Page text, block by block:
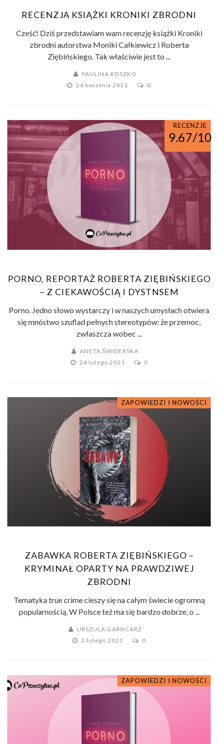
RECENZJA KSIĄŻKI KRONIKI ZBRODNI
Cześć! Dziś przedstawiam wam recenzję książki Kroniki
zbrodni autorstwa Moniki Całkiewicz i Roberta
Ziębińskiego. Tak właściwie jest to ...
PAULINA ROSZKO
24 kwietnia 2021
0
RECENZJE
9.67/10
PORNO, REPORTAŻ ROBERTA ZIĘBIŃSKIEGO
– Z CIEKAWOŚCIĄ I DYSTNSEM
Porno. Jedno słowo wystarczy i w naszych umysłach otwiera
się mnóstwo szuflad pełnych stereotypów: że przemoc,
zwłaszcza wobec ...
ANETA ŚWIDERSKA
24 lutego 2021
0
ZAPOWIEDZI I NOWOŚCI
ZABAWKA ROBERTA ZIĘBIŃSKIEGO –
KRYMINAŁ OPARTY NA PRAWDZIWEJ
ZBRODNI
Tematyka true crime cieszy się na całym świecie ogromną
popularnością. W Polsce też ma się bardzo dobrze, o ...
URSZULA GARNCARZ
2 lutego 2021
0
ZAPOWIEDZI I NOWOŚCI